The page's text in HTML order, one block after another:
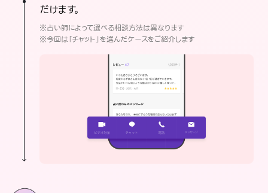
だけます。
※占い師によって選べる相談方法は異なります
※今回は「チャット」を選んだケースをご紹介します